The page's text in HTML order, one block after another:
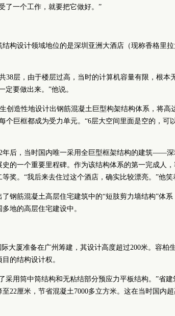
了一个工作，就要把它做好。”
构设计领域地位的是深圳亚洲大酒店（现称香格里拉
38层，由于楼层过高，当时的计算机容量有限，根本
定要做出来。”他说。
创造性地设计出钢筋混凝土巨型构架结构体系，将高
个巨框都成为受力单元。“6层大空间里面是空的，可
年后，当时国内唯一采用全巨型框架结构的建筑——深
的一个重要里程碑。作为该结构体系的第一完成人，
奖。“我后来去住过这个酒店，确实比较漂亮。”他笑
钢筋混凝土高层住宅建筑中的“短肢剪力墙结构”体系
地的高层住宅建设中。
大厦准备在广州筹建，其设计高度超过200米。容柏
的结构设计权。
采用筒中筒结构和无粘结部分预应力平板结构。”省建
22厘米，节省混凝土7000多立方米。这在当时国内